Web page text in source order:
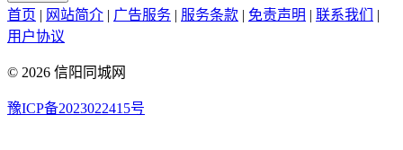
首页 | 网站简介 | 广告服务 | 服务条款 | 免责声明 | 联系我们
|
用户协议
© 2026 信阳同城网
豫ICP备2023022415号